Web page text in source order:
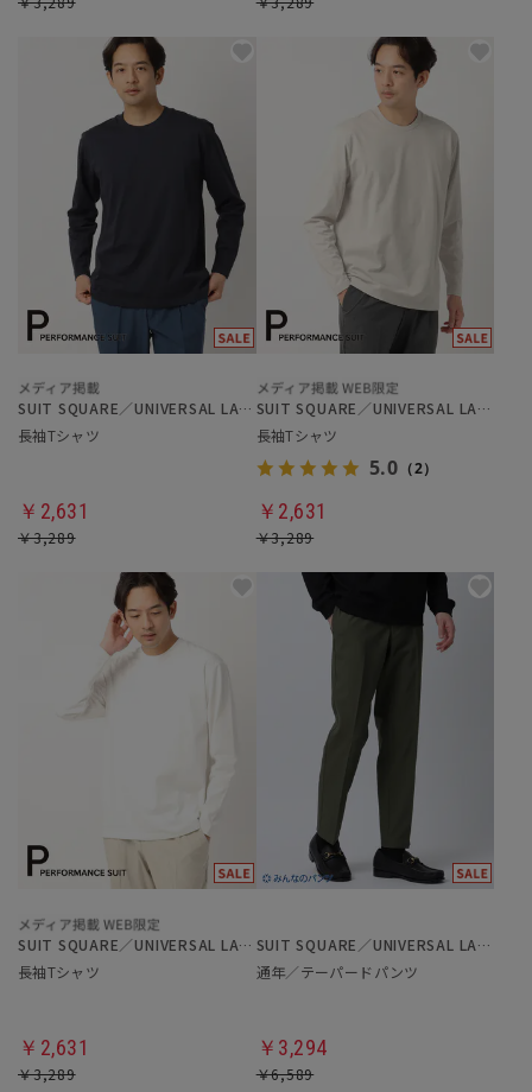
SUIT SQUARE／UNIVERSAL LANGUAGE
長袖Tシャツ
￥2,631
￥3,289
SUIT SQUARE／UNIVERSAL LANGUAGE
長袖Tシャツ
5.0 （2）
￥2,631
￥3,289
SUIT SQUARE／UNIVERSAL LANGUAGE
長袖Tシャツ
￥2,631
￥3,289
SUIT SQUARE／UNIVERSAL LANGUAGE
通年／テーパードパンツ
￥3,294
￥6,589